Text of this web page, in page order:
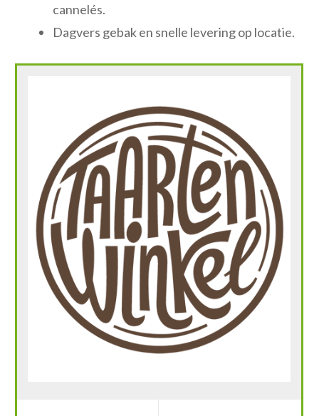
cannelés.
Dagvers gebak en snelle levering op locatie.